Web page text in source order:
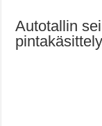
Autotallin
pintakäsittely